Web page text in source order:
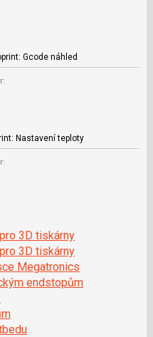
Gcode náhled
Nastavení teploty
3D tiskárny
3D tiskárny
Megatronics
endstopům